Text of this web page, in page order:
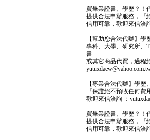
買畢業證書、學歷？！
提供合法申辦服務，『
信用可靠，歡迎來信洽
【幫助您合法代辦】
專科、大學、研究所、
書
或其它商品代買，過程
【專業合法代辦】學
『保證絕不預收任何
歡迎來信洽詢 ：
買畢業證書、學歷？！
提供合法申辦服務，『
信用可靠，歡迎來信洽